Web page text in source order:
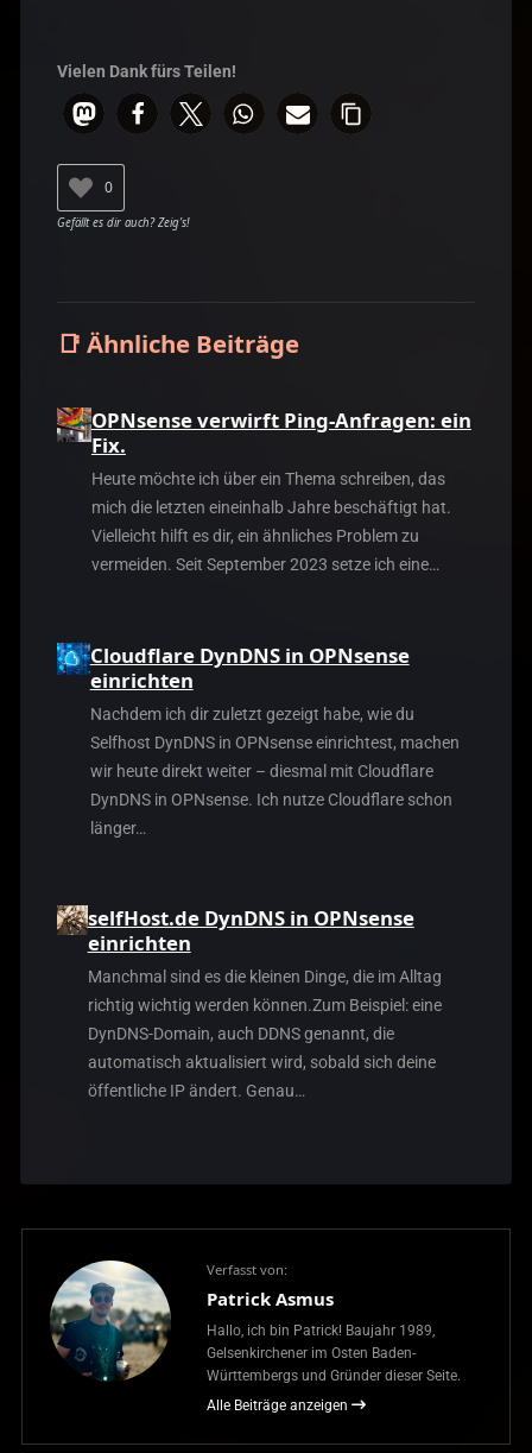
Vielen Dank fürs Teilen!
0
📑 Ähnliche Beiträge
OPNsense verwirft Ping-Anfragen: ein
Fix.
Heute möchte ich über ein Thema schreiben, das
mich die letzten eineinhalb Jahre beschäftigt hat.
Vielleicht hilft es dir, ein ähnliches Problem zu
vermeiden. Seit September 2023 setze ich eine…
Cloudflare DynDNS in OPNsense
einrichten
Nachdem ich dir zuletzt gezeigt habe, wie du
Selfhost DynDNS in OPNsense einrichtest, machen
wir heute direkt weiter – diesmal mit Cloudflare
DynDNS in OPNsense. Ich nutze Cloudflare schon
länger…
selfHost.de DynDNS in OPNsense
einrichten
Manchmal sind es die kleinen Dinge, die im Alltag
richtig wichtig werden können.Zum Beispiel: eine
DynDNS-Domain, auch DDNS genannt, die
automatisch aktualisiert wird, sobald sich deine
öffentliche IP ändert. Genau…
Verfasst von:
Patrick Asmus
Hallo, ich bin Patrick! Baujahr 1989,
Gelsenkirchener im Osten Baden-
Württembergs und Gründer dieser Seite.
Alle Beiträge anzeigen